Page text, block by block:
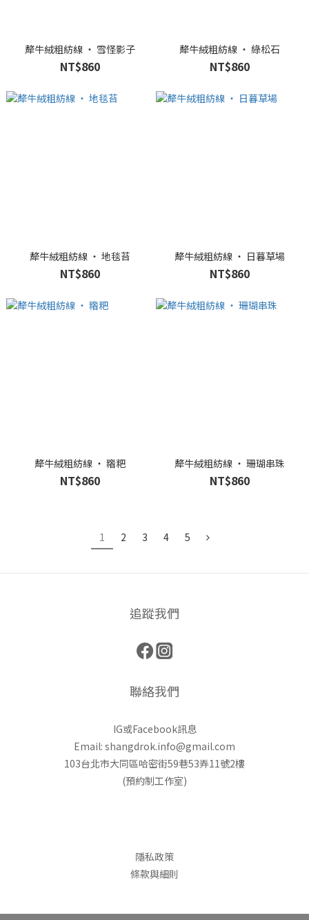
犛牛絨粗紡線 ‧ 雪怪影子
NT$860
犛牛絨粗紡線 ‧ 綠松石
NT$860
犛牛絨粗紡線 ‧ 地毯苔
NT$860
犛牛絨粗紡線 ‧ 日暮草場
NT$860
犛牛絨粗紡線 ‧ 糌粑
NT$860
犛牛絨粗紡線 ‧ 珊瑚串珠
NT$860
1 2 3 4 5
追蹤我們
聯絡我們
IG或Facebook訊息
Email: shangdrok.info@gmail.com
103台北市大同區哈密街59巷53弄11號2樓
(預約制工作室)
隱私政策
條款與細則